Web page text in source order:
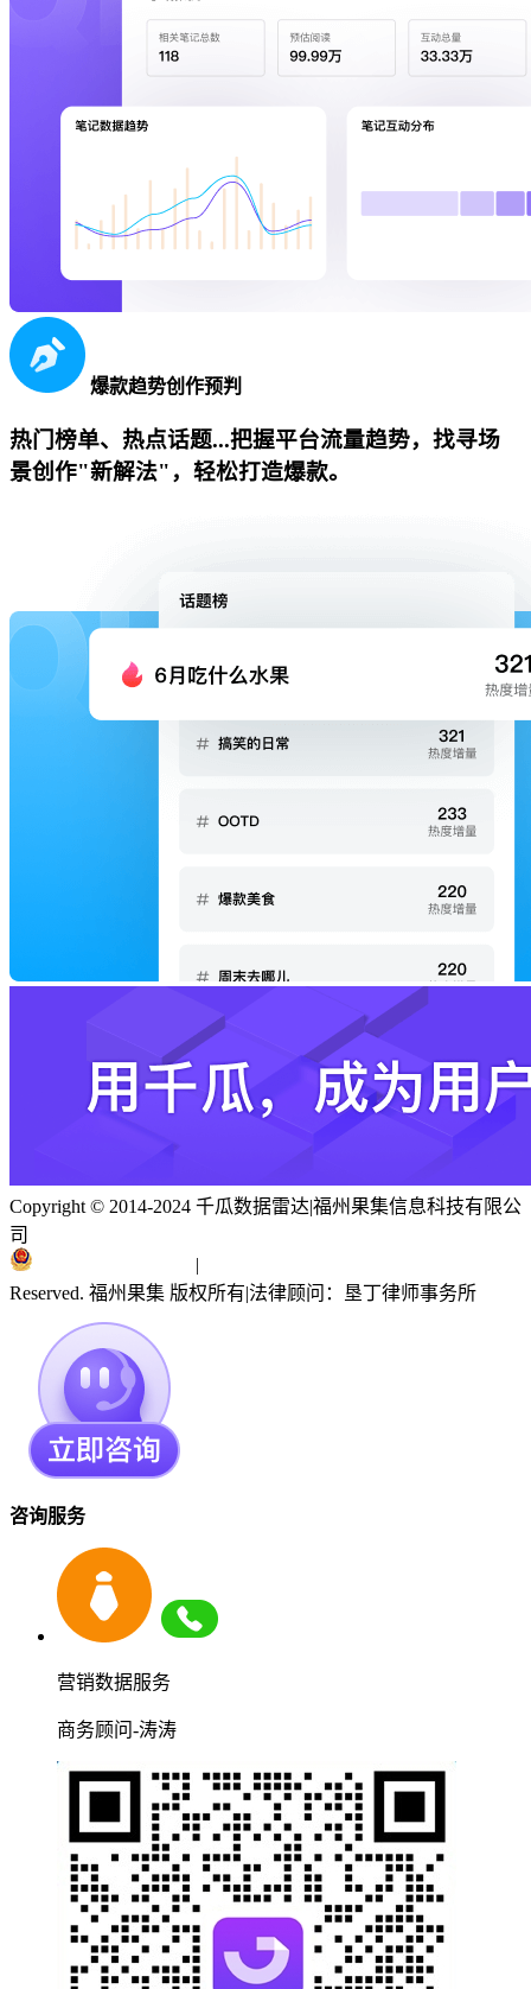
爆款趋势创作预判
热门榜单、热点话题...把握平台流量趋势，找寻场
景创作"新解法"，轻松打造爆款。
Copyright © 2014-2024 千瓜数据雷达|福州果集信息科技有限公
司
|
Reserved. 福州果集 版权所有|法律顾问：垦丁律师事务所
咨询服务
营销数据服务
商务顾问-涛涛